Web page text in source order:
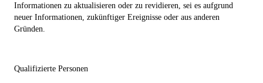
Informationen zu aktualisieren oder zu revidieren, sei es aufgrund
neuer Informationen, zukünftiger Ereignisse oder aus anderen
Gründen.
Qualifizierte Personen